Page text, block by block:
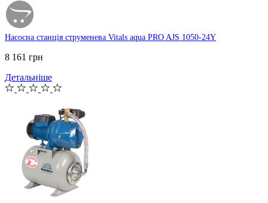
Насосна станція струменева Vitals aqua PRO AJS 1050-24Y
8 161 грн
Детальніше